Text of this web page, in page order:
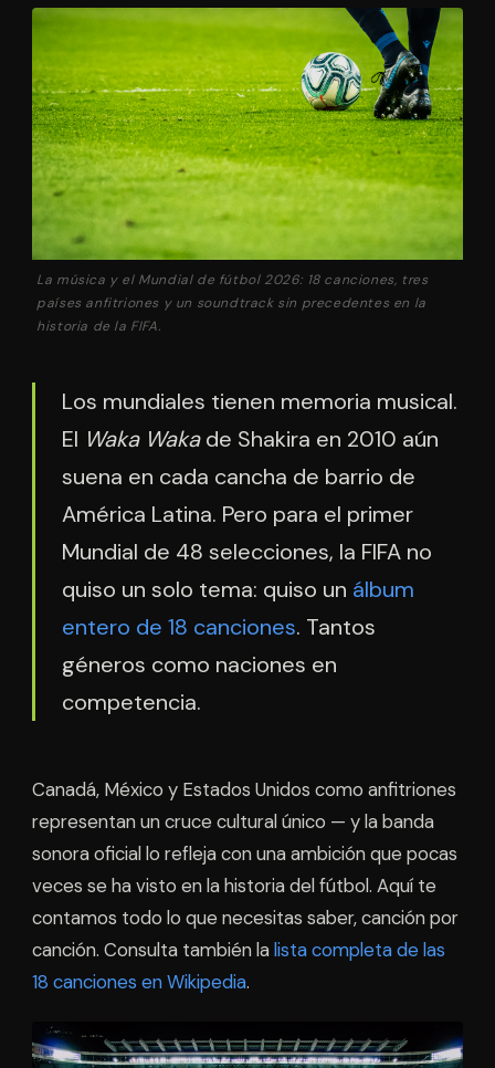
La música y el Mundial de fútbol 2026: 18 canciones, tres
países anfitriones y un soundtrack sin precedentes en la
historia de la FIFA.
Los mundiales tienen memoria musical.
El Waka Wakade Shakira en 2010 aún
suena en cada cancha de barrio de
América Latina. Pero para el primer
Mundial de 48 selecciones, la FIFA no
quiso un solo tema: quiso un álbum
entero de 18 canciones. Tantos
géneros como naciones en
competencia.
Canadá, México y Estados Unidos como anfitriones
representan un cruce cultural único — y la banda
sonora oficial lo refleja con una ambición que pocas
veces se ha visto en la historia del fútbol. Aquí te
contamos todo lo que necesitas saber, canción por
canción. Consulta también lalista completa de las
18 canciones en Wikipedia.